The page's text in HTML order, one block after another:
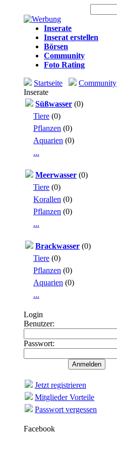
Inserate
Inserat erstellen
Börsen
Community
Foto Rating
Startseite
Community
Inserate
Süßwasser (0)
Tiere (0)
Pflanzen (0)
Aquarien (0)
...
Meerwasser (0)
Tiere (0)
Korallen (0)
Pflanzen (0)
...
Brackwasser (0)
Tiere (0)
Pflanzen (0)
Aquarien (0)
...
Login
Benutzer:
Passwort:
Jetzt registrieren
Mitglieder Vorteile
Passwort vergessen
Facebook